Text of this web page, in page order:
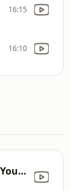
16:15
16:10
I'll Do For You Anything You Want Me To (Single Version)